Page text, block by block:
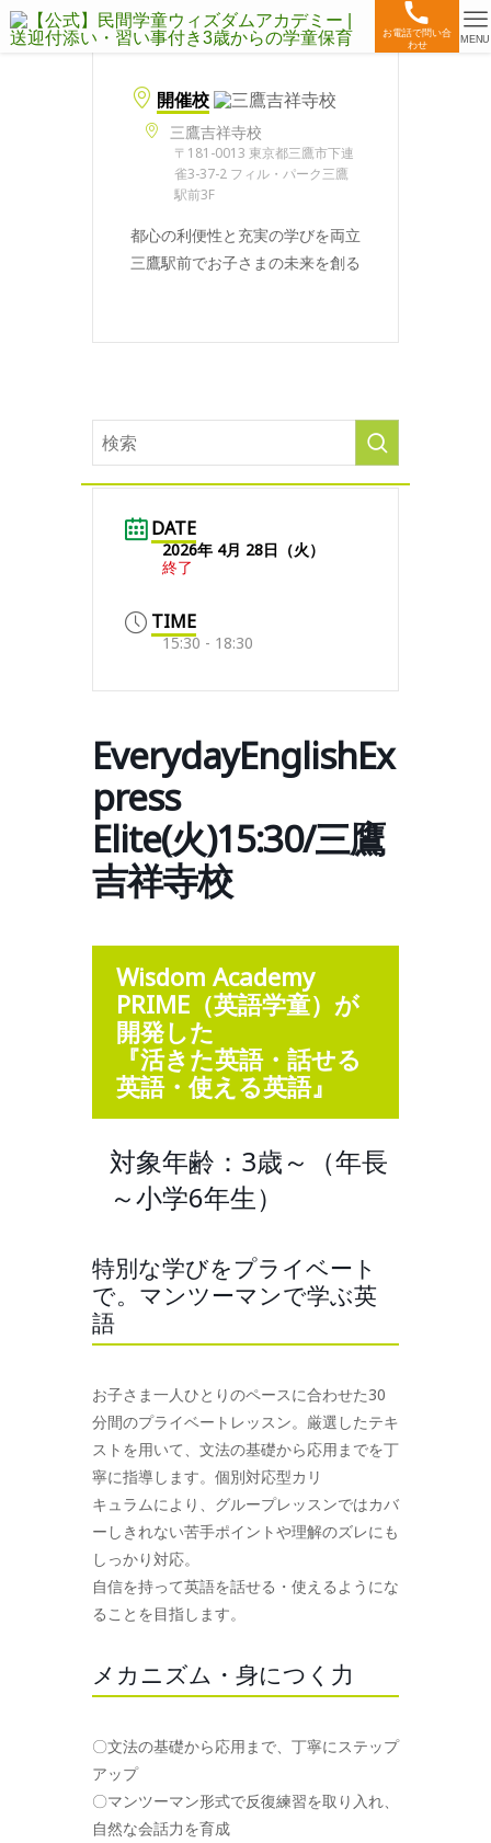
お電話で問い合
わせ
MENU
開催校
三鷹吉祥寺校
〒181-0013 東京都三鷹市下連
雀3-37-2 フィル・パーク三鷹
駅前3F
都心の利便性と充実の学びを両立
三鷹駅前でお子さまの未来を創る
DATE
2026年 4月 28日（火）
終了
TIME
15:30 - 18:30
EverydayEnglishEx
press
Elite(火)15:30/三鷹
吉祥寺校
Wisdom Academy
PRIME（英語学童）が
開発した
『活きた英語・話せる
英語・使える英語』
対象年齢：3歳～（年長
～小学6年生）
特別な学びをプライベート
で。マンツーマンで学ぶ英
語
お子さま一人ひとりのペースに合わせた30
分間のプライベートレッスン。厳選したテキ
ストを用いて、文法の基礎から応用までを丁
寧に指導します。個別対応型カリ
キュラムにより、グループレッスンではカバ
ーしきれない苦手ポイントや理解のズレにも
しっかり対応。
自信を持って英語を話せる・使えるようにな
ることを目指します。
メカニズム・身につく力
〇文法の基礎から応用まで、丁寧にステップ
アップ
〇マンツーマン形式で反復練習を取り入れ、
自然な会話力を育成